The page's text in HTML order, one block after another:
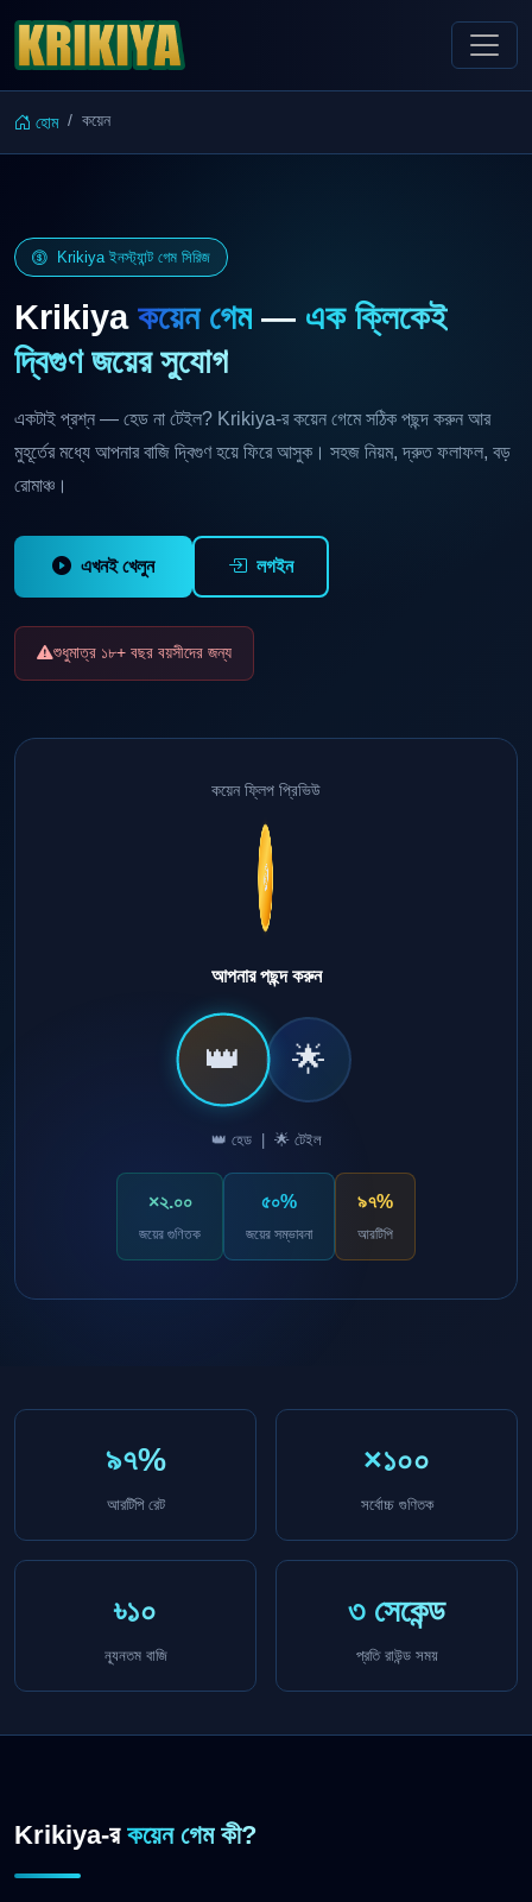
হোম কয়েন
Krikiya ইনস্ট্যান্ট গেম সিরিজ
Krikiya কয়েন গেম — এক ক্লিকেই
দ্বিগুণ জয়ের সুযোগ
একটাই প্রশ্ন — হেড না টেইল? Krikiya-র কয়েন গেমে সঠিক পছন্দ করুন আর
মুহূর্তের মধ্যে আপনার বাজি দ্বিগুণ হয়ে ফিরে আসুক। সহজ নিয়ম, দ্রুত ফলাফল, বড়
রোমাঞ্চ।
এখনই খেলুন লগইন
শুধুমাত্র ১৮+ বছর বয়সীদের জন্য
কয়েন ফ্লিপ প্রিভিউ
🪙
আপনার পছন্দ করুন
👑 🌟
👑 হেড | 🌟 টেইল
×২.০০
জয়ের গুণিতক
৫০%
জয়ের সম্ভাবনা
৯৭%
আরটিপি
৯৭%
আরটিপি রেট
×১০০
সর্বোচ্চ গুণিতক
৳১০
ন্যূনতম বাজি
৩ সেকেন্ড
প্রতি রাউন্ড সময়
Krikiya-র কয়েন গেম কী?